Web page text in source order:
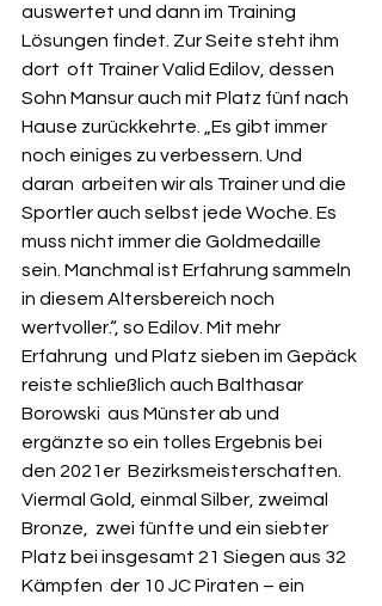
auswertet und dann im Training
Lösungen findet. Zur Seite steht ihm
dort  oft Trainer Valid Edilov, dessen
Sohn Mansur auch mit Platz fünf nach
Hause zurückkehrte. „Es gibt immer
noch einiges zu verbessern. Und
daran  arbeiten wir als Trainer und die
Sportler auch selbst jede Woche. Es
muss nicht immer die Goldmedaille
sein. Manchmal ist Erfahrung sammeln
in diesem Altersbereich noch
wertvoller.“, so Edilov. Mit mehr
Erfahrung  und Platz sieben im Gepäck
reiste schließlich auch Balthasar
Borowski  aus Münster ab und
ergänzte so ein tolles Ergebnis bei
den 2021er  Bezirksmeisterschaften.
Viermal Gold, einmal Silber, zweimal
Bronze,  zwei fünfte und ein siebter
Platz bei insgesamt 21 Siegen aus 32
Kämpfen  der 10 JC Piraten – ein